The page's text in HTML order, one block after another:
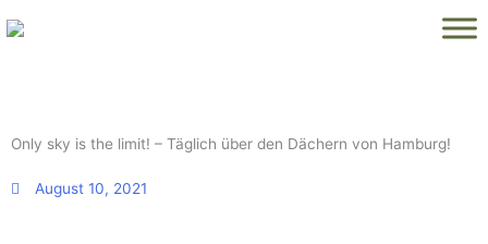
Inhalt
Only sky is the limit! – Täglich über den Dächern von Hamburg!
August 10, 2021